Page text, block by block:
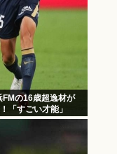
FMの16歳超逸材が
「すごい才能」